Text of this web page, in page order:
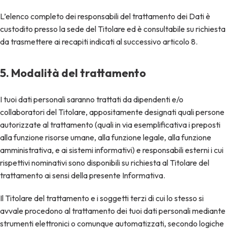
L’elenco completo dei responsabili del trattamento dei Dati è
custodito presso la sede del Titolare ed è consultabile su richiesta
da trasmettere ai recapiti indicati al successivo articolo 8.
5. Modalità del trattamento
I tuoi dati personali saranno trattati da dipendenti e/o
collaboratori del Titolare, appositamente designati quali persone
autorizzate al trattamento (quali in via esemplificativa i preposti
alla funzione risorse umane, alla funzione legale, alla funzione
amministrativa, e ai sistemi informativi) e responsabili esterni i cui
rispettivi nominativi sono disponibili su richiesta al Titolare del
trattamento ai sensi della presente Informativa.
Il Titolare del trattamento e i soggetti terzi di cui lo stesso si
avvale procedono al trattamento dei tuoi dati personali mediante
strumenti elettronici o comunque automatizzati, secondo logiche